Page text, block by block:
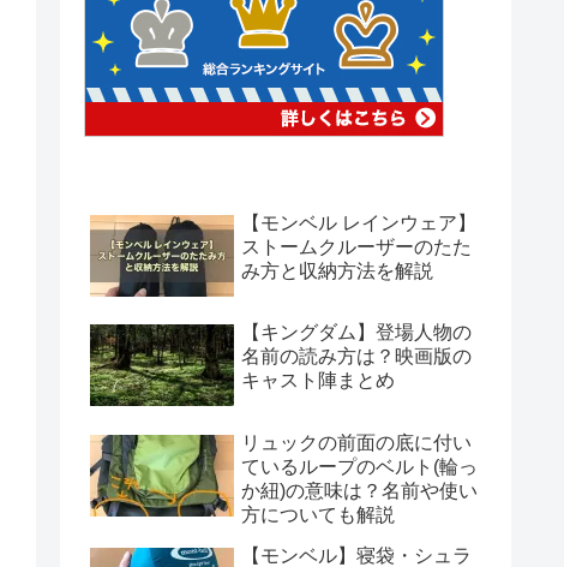
【モンベル レインウェア】
ストームクルーザーのたた
み方と収納方法を解説
【キングダム】登場人物の
名前の読み方は？映画版の
キャスト陣まとめ
リュックの前面の底に付い
ているループのベルト(輪っ
か紐)の意味は？名前や使い
方についても解説
【モンベル】寝袋・シュラ